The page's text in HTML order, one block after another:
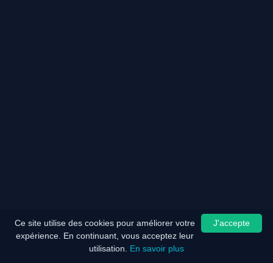
J'accepte
Ce site utilise des cookies pour améliorer votre
expérience. En continuant, vous acceptez leur
utilisation. En savoir plus